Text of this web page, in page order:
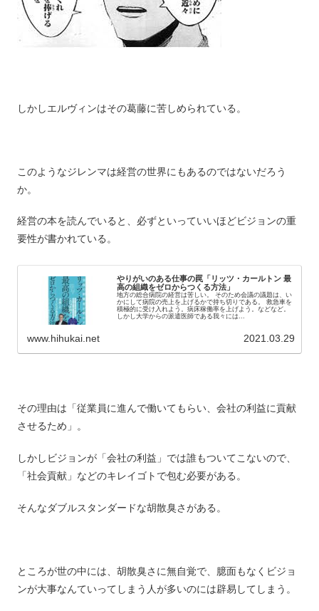
しかしエルヴィンはその葛藤に苦しめられている。
このようなジレンマは経営の世界にもあるのではないだろう
か。
経営の本を読んでいると、必ずといっていいほどビジョンの重
要性が書かれている。
やりがいのある仕事の罠「リッツ・カールトン 最
高の組織をゼロからつくる方法」
地方の総合病院の経営は苦しい。 そのため会議の議題は、い
かにして病院の売上を上げるかで持ち切りである。 救急車を
積極的に受け入れよう。病床稼働率を上げよう。などなど。
しかし大学からの派遣医師である我々には...
www.hihukai.net 2021.03.29
その理由は「従業員に進んで働いてもらい、会社の利益に貢献
させるため」。
しかしビジョンが「会社の利益」では誰もついてこないので、
「社会貢献」などのキレイゴトで包む必要がある。
そんなダブルスタンダードな胡散臭さがある。
ところが世の中には、胡散臭さに無自覚で、臆面もなくビジョ
ンが大事なんていってしまう人が多いのには辟易してしまう。